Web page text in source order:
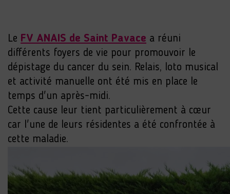
Le FV ANAIS de Saint Pavace a réuni
différents foyers de vie pour promouvoir le
dépistage du cancer du sein. Relais, loto musical
et activité manuelle ont été mis en place le
temps d'un après-midi.
Cette cause leur tient particulièrement à cœur
car l'une de leurs résidentes a été confrontée à
cette maladie.